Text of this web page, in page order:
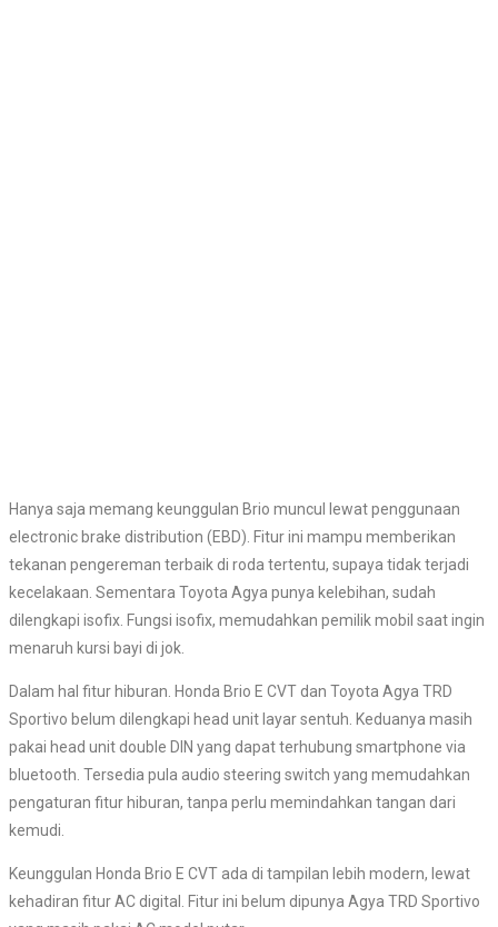
Hanya saja memang keunggulan Brio muncul lewat penggunaan
e lectronic brake distribution (EBD). Fitur ini mampu memberikan
tekanan pengereman terbaik di roda tertentu, supaya tidak terjadi
kecelakaan. Sementara Toyota Agya punya kelebihan, sudah
dilengkapi isofix. Fungsi isofix, memudahkan pemilik mobil saat ingin
menaruh kursi bayi di jok.
Dalam hal fitur hiburan. Honda Brio E CVT dan Toyota Agya TRD
Sportivo belum dilengkapi head unit layar sentuh. Keduanya masih
pakai head unit double DIN yang dapat terhubung smartphone via
bluetooth. Tersedia pula audio steering switch yang memudahkan
pengaturan fitur hiburan, tanpa perlu memindahkan tangan dari
kemudi.
Keunggulan Honda Brio E CVT ada di tampilan lebih modern, lewat
kehadiran fitur AC digital. Fitur ini belum dipunya Agya TRD Sportivo